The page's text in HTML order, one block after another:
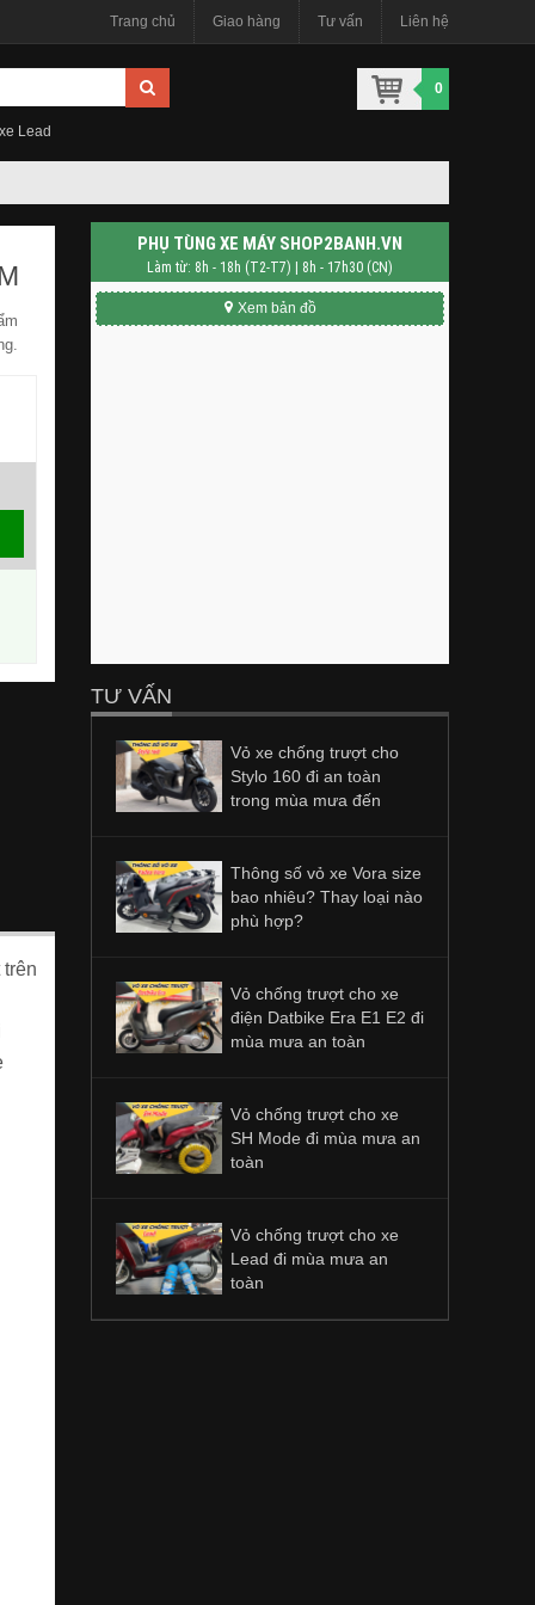
Trang chủ Giao hàng Tư vấn Liên hệ
Lead
0
PHỤ TÙNG XE MÁY SHOP2BANH.VN
Làm từ: 8h - 18h (T2-T7) | 8h - 17h30 (CN)
Xem bản đồ
TƯ VẤN
Vỏ xe chống trượt cho
Stylo 160 đi an toàn
trong mùa mưa đến
Thông số vỏ xe Vora size
bao nhiêu? Thay loại nào
phù hợp?
Vỏ chống trượt cho xe
điện Datbike Era E1 E2 đi
mùa mưa an toàn
Vỏ chống trượt cho xe
SH Mode đi mùa mưa an
toàn
Vỏ chống trượt cho xe
Lead đi mùa mưa an
toàn